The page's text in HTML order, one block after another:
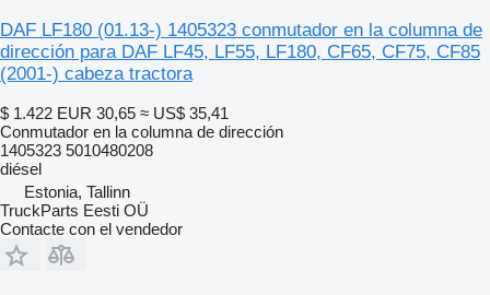
DAF LF180 (01.13-) 1405323 conmutador en la columna de
dirección para DAF LF45, LF55, LF180, CF65, CF75, CF85
(2001-) cabeza tractora
$ 1.422 EUR 30,65 ≈ US$ 35,41
Conmutador en la columna de dirección
1405323 5010480208
diésel
Estonia, Tallinn
TruckParts Eesti OÜ
Contacte con el vendedor